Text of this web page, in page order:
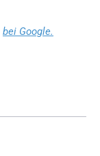
bei Google.